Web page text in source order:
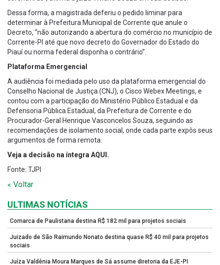
Dessa forma, a magistrada deferiu o pedido liminar para
determinar à Prefeitura Municipal de Corrente que anule o
Decreto, “não autorizando a abertura do comércio no município de
Corrente-PI até que novo decreto do Governador do Estado do
Piauí ou norma federal disponha o contrário”.
Plataforma Emergencial
A audiência foi mediada pelo uso da plataforma emergencial do
Conselho Nacional de Justiça (CNJ), o Cisco Webex Meetings, e
contou com a participação do Ministério Público Estadual e da
Defensoria Pública Estadual, da Prefeitura de Corrente e do
Procurador-Geral Henrique Vasconcelos Souza, seguindo as
recomendações de isolamento social, onde cada parte expôs seus
argumentos de forma remota.
Veja a decisão na íntegra AQUI.
Fonte: TJPI
« Voltar
ULTIMAS NOTÍCIAS
Comarca de Paulistana destina R$ 182 mil para projetos sociais
Juizado de São Raimundo Nonato destina quase R$ 40 mil para projetos
sociais
Juíza Valdênia Moura Marques de Sá assume diretoria da EJE-PI